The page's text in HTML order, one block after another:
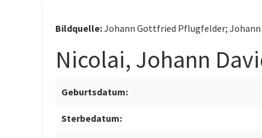
Nicolai, Johann
Geburtsdatum:
Sterbedatum:
Bildquelle:Johann Gottfried Pflugfelder; Johann